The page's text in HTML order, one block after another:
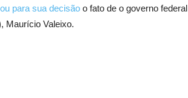
para sua decisão o fato de o governo federal
Maurício Valeixo.